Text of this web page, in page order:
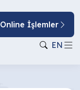
Online İşlemler
EN